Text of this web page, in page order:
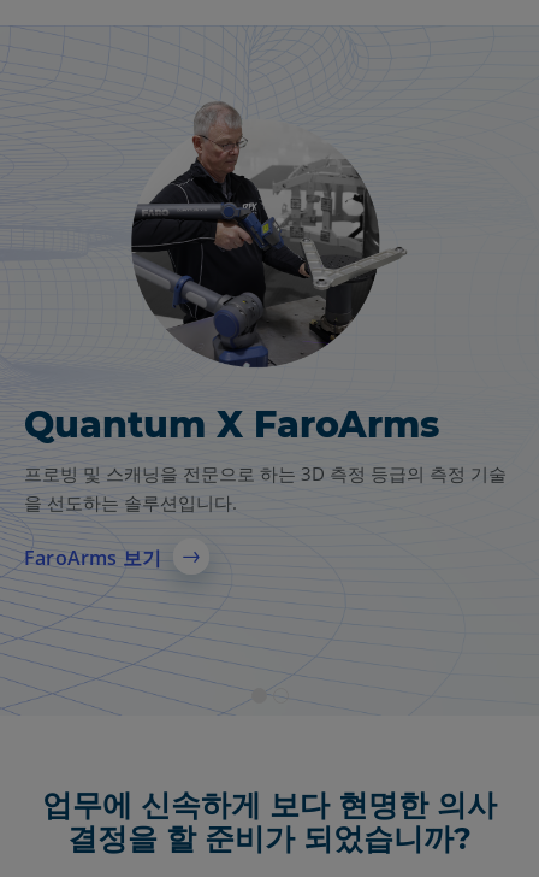
Quantum X FaroArms
프로빙 및 스캐닝을 전문으로 하는 3D 측정 등급의 측정 기술
을 선도하는 솔루션입니다.
FaroArms 보기
FARO®Focus 레이저 스캐닝
솔루션
AEC, 제조 및 공공 안전을 위한 종합적인 3D 레이저 스캐닝 솔
루션으로, 정확한 현실 캡처, 신뢰할 수 있는 3D 모델, 팀 간의
빠른 데이터 공유를 제공합니다.
자세히 보기
업무에 신속하게 보다 현명한 의사
결정을 할 준비가 되었습니까?